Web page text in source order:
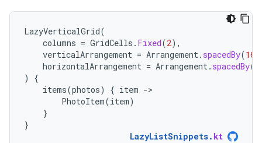
LazyVerticalGrid(
columns = GridCells . Fixed(2),
verticalArrangement = Arrangement. spacedBy(16.
horizontalArrangement = Arrangement. spacedBy(
)
{
items(photos) { item -
PhotoItem(item)
}
}
LazyListSnippets. kt